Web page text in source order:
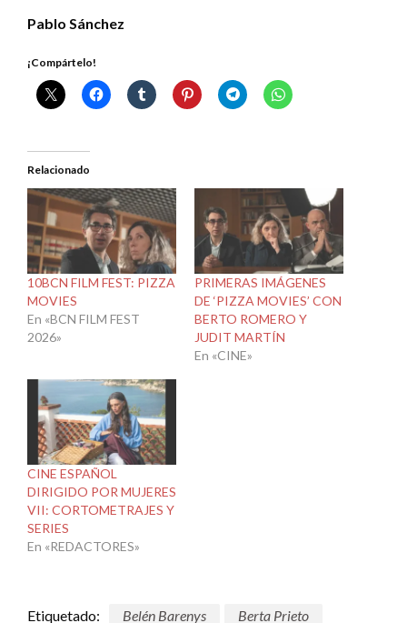
Pablo Sánchez
¡Compártelo!
Relacionado
10BCN FILM FEST: PIZZA
MOVIES
En «BCN FILM FEST
2026»
PRIMERAS IMÁGENES
DE ‘PIZZA MOVIES’ CON
BERTO ROMERO Y
JUDIT MARTÍN
En «CINE»
CINE ESPAÑOL
DIRIGIDO POR MUJERES
VII: CORTOMETRAJES Y
SERIES
En «REDACTORES»
Etiquetado: Belén Barenys Berta Prieto